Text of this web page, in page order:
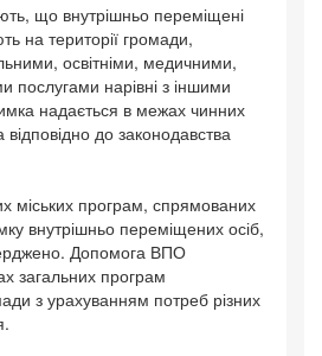
що внутрішньо переміщені
на території громади,
освітніми, медичними,
послугами нарівні з іншими
надається в межах чинних
до законодавства
міських програм, спрямованих
внутрішньо переміщених осіб,
Допомога ВПО
загальних програм
з урахуванням потреб різних